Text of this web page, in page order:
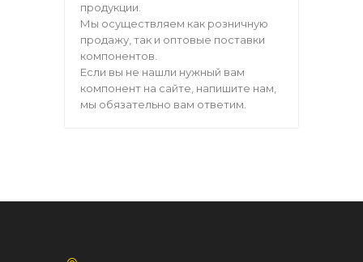
продукции.
Мы осуществляем как розничную
продажу, так и оптовые поставки
компонентов.
Если вы не нашли нужный вам
компонент на сайте, напишите нам,
мы обязательно вам ответим.